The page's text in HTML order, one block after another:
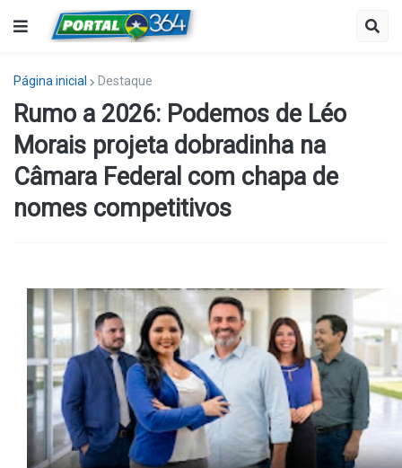
Página inicial Destaque
Rumo a 2026: Podemos de Léo
Morais projeta dobradinha na
Câmara Federal com chapa de
nomes competitivos